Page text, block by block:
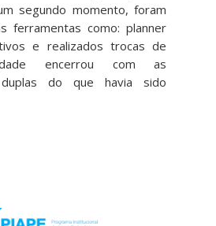
segundo momento, foram
ferramentas como: planner
e realizados trocas de
encerrou com as
do que havia sido